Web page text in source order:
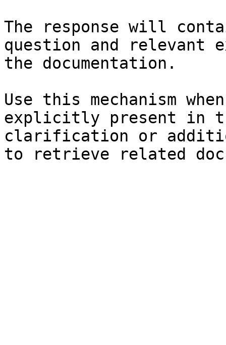
The response will
question and relevant
the documentation.
Use this mechanism
explicitly present in
clarification or